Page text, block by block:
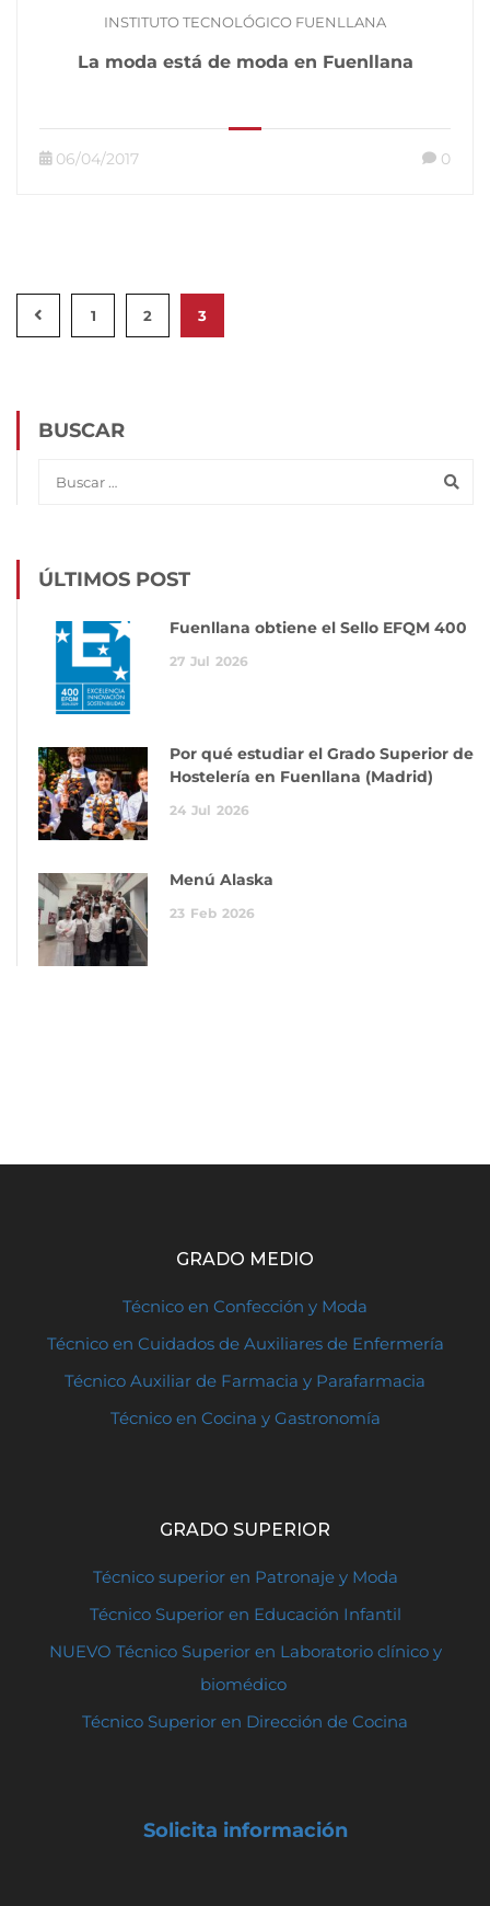
INSTITUTO TECNOLÓGICO FUENLLANA
La moda está de moda en Fuenllana
06/04/2017 0
1 2 3
BUSCAR
ÚLTIMOS POST
Fuenllana obtiene el Sello EFQM 400
27 Jul 2026
Por qué estudiar el Grado Superior de
Hostelería en Fuenllana (Madrid)
24 Jul 2026
Menú Alaska
23 Feb 2026
GRADO MEDIO
Técnico en Confección y Moda
Técnico en Cuidados de Auxiliares de Enfermería
Técnico Auxiliar de Farmacia y Parafarmacia
Técnico en Cocina y Gastronomía
GRADO SUPERIOR
Técnico superior en Patronaje y Moda
Técnico Superior en Educación Infantil
NUEVO Técnico Superior en Laboratorio clínico y
biomédico
Técnico Superior en Dirección de Cocina
Solicita información